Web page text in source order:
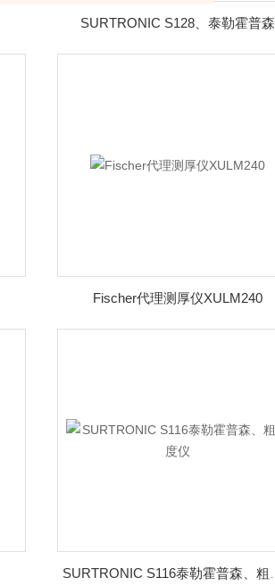
SURTRONIC S128、泰勒霍普森
Fischer代理测厚仪XULM240